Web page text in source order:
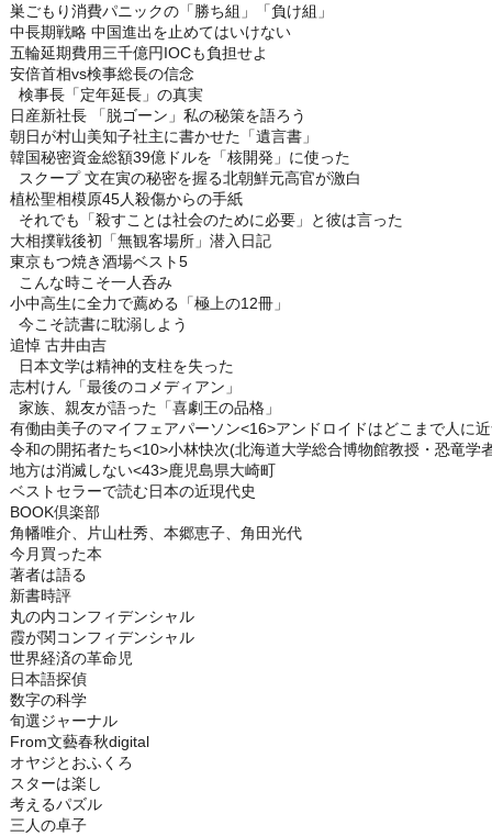
巣ごもり消費パニックの「勝ち組」「負け組」
中長期戦略 中国進出を止めてはいけない
五輪延期費用三千億円IOCも負担せよ
安倍首相vs検事総長の信念
検事長「定年延長」の真実
日産新社長 「脱ゴーン」私の秘策を語ろう
朝日が村山美知子社主に書かせた「遺言書」
韓国秘密資金総額39億ドルを「核開発」に使った
スクープ 文在寅の秘密を握る北朝鮮元高官が激白
植松聖相模原45人殺傷からの手紙
それでも「殺すことは社会のために必要」と彼は言った
大相撲戦後初「無観客場所」潜入日記
東京もつ焼き酒場ベスト5
こんな時こそ一人呑み
小中高生に全力で薦める「極上の12冊」
今こそ読書に耽溺しよう
追悼 古井由吉
日本文学は精神的支柱を失った
志村けん「最後のコメディアン」
家族、親友が語った「喜劇王の品格」
有働由美子のマイフェアパーソン<16>アンドロイドはどこまで人に
令和の開拓者たち<10>小林快次(北海道大学総合博物館教授・恐竜学
地方は消滅しない<43>鹿児島県大崎町
ベストセラーで読む日本の近現代史
BOOK倶楽部
角幡唯介、片山杜秀、本郷恵子、角田光代
今月買った本
著者は語る
新書時評
丸の内コンフィデンシャル
霞が関コンフィデンシャル
世界経済の革命児
日本語探偵
数字の科学
旬選ジャーナル
From文藝春秋digital
オヤジとおふくろ
スターは楽し
考えるパズル
三人の卓子